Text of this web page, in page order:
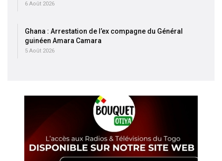
6 Août 2026
Ghana : Arrestation de l’ex compagne du Général
guinéen Amara Camara
5 Août 2026